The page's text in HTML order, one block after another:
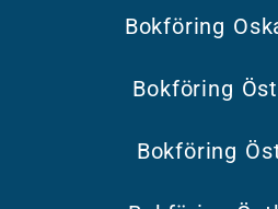
Bokföring
Bokföring
Bokföring